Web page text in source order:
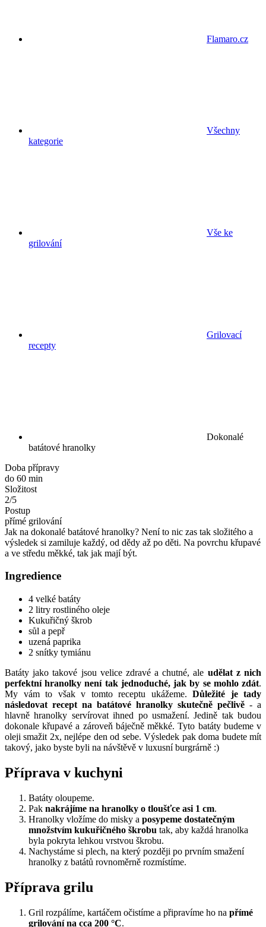
Flamaro.cz
Všechny
kategorie
Vše ke
grilování
Grilovací
recepty
Dokonalé
batátové hranolky
Doba přípravy
do 60 min
Složitost
2/5
Postup
přímé grilování
Jak na dokonalé batátové hranolky? Není to nic zas tak složitého a
výsledek si zamiluje každý, od dědy až po děti. Na povrchu křupavé
a ve středu měkké, tak jak mají být.
Ingredience
4 velké batáty
2 litry rostliného oleje
Kukuřičný škrob
sůl a pepř
uzená paprika
2 snítky tymiánu
Batáty jako takové jsou velice zdravé a chutné, ale udělat z nich
perfektní hranolky není tak jednoduché, jak by se mohlo zdát.
My vám to však v tomto receptu ukážeme. Důležité je tady
následovat recept na batátové hranolky skutečně pečlivě - a
hlavně hranolky servírovat ihned po usmažení. Jedině tak budou
dokonale křupavé a zároveň báječně měkké. Tyto batáty budeme v
oleji smažit 2x, nejlépe den od sebe. Výsledek pak doma budete mít
takový, jako byste byli na návštěvě v luxusní burgrárně :)
Příprava v kuchyni
Batáty oloupeme.
Pak nakrájíme na hranolky o tloušťce asi 1 cm.
Hranolky vložíme do misky a posypeme dostatečným
množstvím kukuřičného škrobu tak, aby každá hranolka
byla pokryta lehkou vrstvou škrobu.
Nachystáme si plech, na který později po prvním smažení
hranolky z batátů rovnoměrně rozmístíme.
Příprava grilu
Gril rozpálíme, kartáčem očistíme a připravíme ho na přímé
grilování na cca 200 °C.